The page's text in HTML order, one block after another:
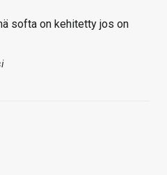
softa on kehitetty jos on